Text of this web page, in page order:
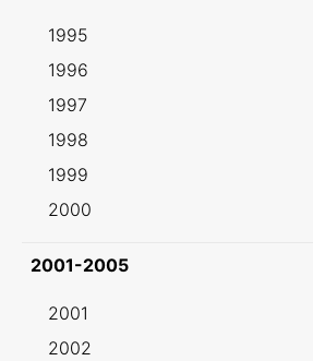
1995
1996
1997
1998
1999
2000
2001-2005
2001
2002